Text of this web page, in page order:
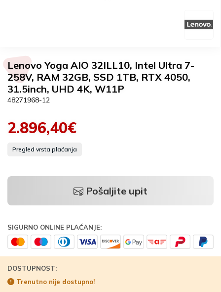
Lenovo Yoga AIO 32ILL10, Intel Ultra 7-
258V, RAM 32GB, SSD 1TB, RTX 4050,
31.5inch, UHD 4K, W11P
48271968-12
2.896,40€
Pregled vrsta plaćanja
Pošaljite upit
SIGURNO ONLINE PLAĆANJE:
DOSTUPNOST:
Trenutno nije dostupno!